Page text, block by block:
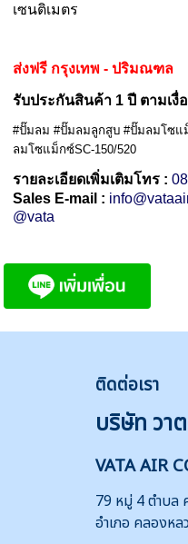
เซนติเมตร
ส่งฟรี กรุงเทพ - ปริมณฑล
รับประกันสินค้า 1 ปี ตามเงื่
#ปั๊มลม #ปั๊มลมลูกสูบ #ปั๊มลมโซแ
ลมโซแม็กซ์SC-150/520
รายละเอียดเพิ่มเติมโทร :
Sales E-mail :
@vata
ติดต่อเรา
บริษัท วา
VATA AIR
79 หมู่ 4 ตำบล
อำเภอ คลองห